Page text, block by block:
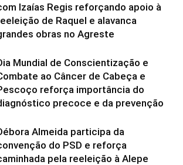
Izaías Regis reforçando apoio à
de Raquel e alavanca
obras no Agreste
Mundial de Conscientização e
ao Câncer de Cabeça e
reforça importância do
precoce e da prevenção
Almeida participa da
do PSD e reforça
pela reeleição à Alepe